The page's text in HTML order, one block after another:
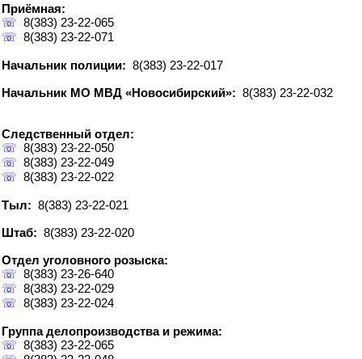
Приёмная:
☏ 8(383) 23-22-065
☏ 8(383) 23-22-071
Начальник полиции: 8(383) 23-22-017
Начальник МО МВД «Новосибирский»: 8(383) 23-22-032
Следственный отдел:
☏ 8(383) 23-22-050
☏ 8(383) 23-22-049
☏ 8(383) 23-22-022
Тыл: 8(383) 23-22-021
Штаб: 8(383) 23-22-020
Отдел уголовного розыска:
☏ 8(383) 23-26-640
☏ 8(383) 23-22-029
☏ 8(383) 23-22-024
Группа делопроизводства и режима:
☏ 8(383) 23-22-065